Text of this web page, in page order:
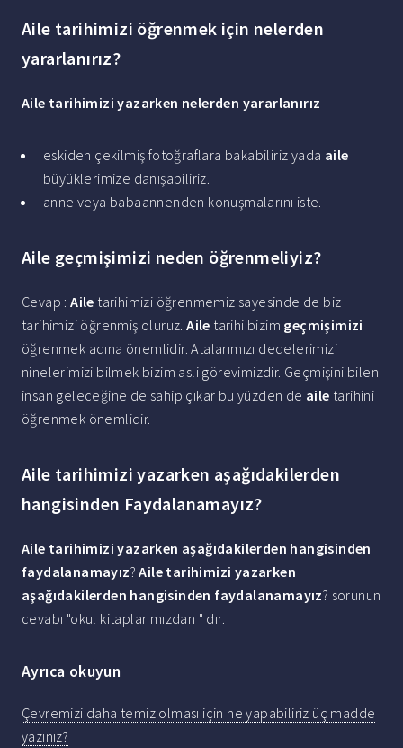
Aile tarihimizi öğrenmek için nelerden
yararlanırız?
Aile tarihimizi yazarken nelerden yararlanırız
eskiden çekilmiş fotoğraflara bakabiliriz yada aile
büyüklerimize danışabiliriz.
anne veya babaannenden konuşmalarını iste.
Aile geçmişimizi neden öğrenmeliyiz?
Cevap :Aile tarihimizi öğrenmemiz sayesinde de biz
tarihimizi öğrenmiş oluruz.Aile tarihi bizim geçmişimizi
öğrenmek adına önemlidir. Atalarımızı dedelerimizi
ninelerimizi bilmek bizim asli görevimizdir. Geçmişini bilen
insan geleceğine de sahip çıkar bu yüzden de aile tarihini
öğrenmek önemlidir.
Aile tarihimizi yazarken aşağıdakilerden
hangisinden Faydalanamayız?
Aile tarihimizi yazarken aşağıdakilerden hangisinden
faydalanamayız?Aile tarihimizi yazarken
aşağıdakilerden hangisinden faydalanamayız? sorunun
cevabı "okul kitaplarımızdan " dır.
Ayrıca okuyun
Çevremizi daha temiz olması için ne yapabiliriz üç madde
yazınız?